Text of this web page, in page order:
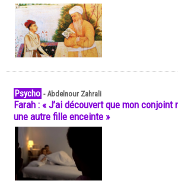
Psycho -Abdelnour Zahrali
Farah : « J’ai découvert que mon conjoint
une autre fille enceinte »